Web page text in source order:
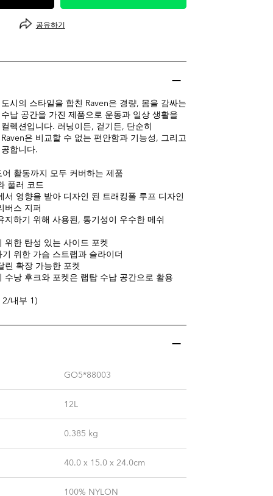
공유하기
시의 스타일을 합친 Raven은 경량, 몸을 감싸는
납 공간을 가진 제품으로 운동과 일상 생활을
렉션입니다. 러닝이든, 걷기든, 단순히
은 비교할 수 없는 편안함과 기능성, 그리고
합니다.
활동까지 모두 커버하는 제품
풀러 코드
서 영향을 받아 디자인 된 트래킹폴 루프 디자인
버스 지퍼
지하기 위해 사용된, 통기성이 우수한 메쉬
위한 탄성 있는 사이드 포켓
위한 가슴 스트랩과 슬라이더
린 확장 가능한 포켓
수낭 후크와 포켓은 랩탑 수납 공간으로 활용
2/내부 1)
GO5*88003
12L
0.385 kg
40.0 x 15.0 x 24.0cm
100% NYLON